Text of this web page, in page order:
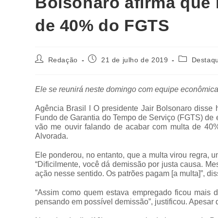
de 40% do FGTS
Redação 21 de julho de 2019
Ele se reunirá neste domingo com equipe
Agência Brasil l O presidente Jair Bolsonaro
Fundo de Garantia do Tempo de Serviço (FGTS)
vão me ouvir falando de acabar com multa de
Alvorada.
Ele ponderou, no entanto, que a multa virou regra,
“Dificilmente, você dá demissão por justa causa.
ação nesse sentido. Os patrões pagam [a multa]”,
“Assim como quem estava empregado ficou mais
pensando em possível demissão”, justificou. Apesar